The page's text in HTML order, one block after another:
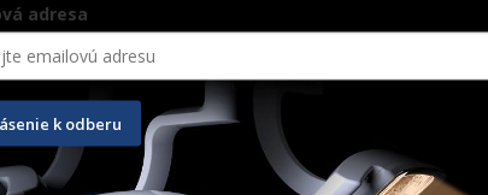
40 µm
mm
Bausch Arti-Check 40 µm
červená rolka 22 mm
10 m
adresa
k odberu